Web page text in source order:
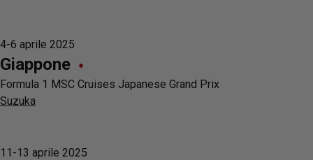
4-6 aprile 2025
Giappone
Formula 1 MSC Cruises Japanese Grand Prix
Suzuka
11-13 aprile 2025